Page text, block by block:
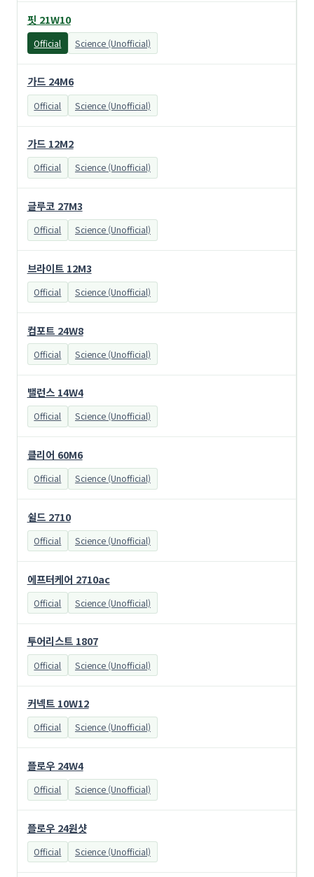
핏 21W10
Official Science (Unofficial)
가드 24M6
Official Science (Unofficial)
가드 12M2
Official Science (Unofficial)
글루코 27M3
Official Science (Unofficial)
브라이트 12M3
Official Science (Unofficial)
컴포트 24W8
Official Science (Unofficial)
밸런스 14W4
Official Science (Unofficial)
클리어 60M6
Official Science (Unofficial)
쉴드 2710
Official Science (Unofficial)
에프터케어 2710ac
Official Science (Unofficial)
투어리스트 1807
Official Science (Unofficial)
커넥트 10W12
Official Science (Unofficial)
플로우 24W4
Official Science (Unofficial)
플로우 24원샷
Official Science (Unofficial)